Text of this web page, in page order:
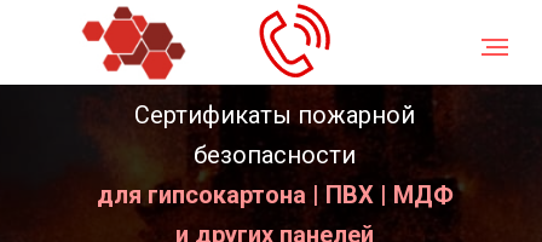
/ Пожарный сертификат на панели
Сертификаты пожарной
безопасности
для гипсокартона | ПВХ | МДФ
и других панелей